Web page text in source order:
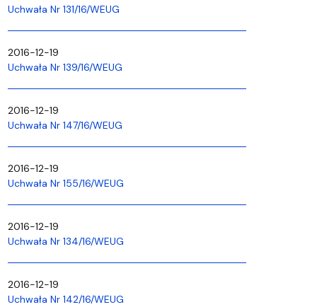
Uchwała Nr 131/16/WEUG
2016-12-19
Uchwała Nr 139/16/WEUG
2016-12-19
Uchwała Nr 147/16/WEUG
2016-12-19
Uchwała Nr 155/16/WEUG
2016-12-19
Uchwała Nr 134/16/WEUG
2016-12-19
Uchwała Nr 142/16/WEUG